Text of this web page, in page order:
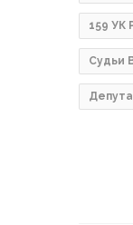
159 УК
Судьи